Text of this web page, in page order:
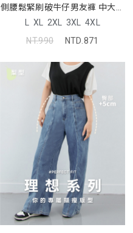
側腰鬆緊刷破牛仔男友褲 中大尺
碼褲子
L XL 2XL 3XL 4XL
NT.990
NTD.871